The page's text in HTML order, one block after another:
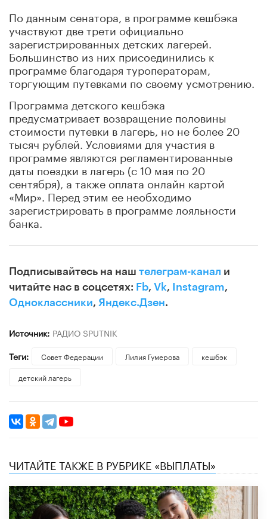
По данным сенатора, в программе кешбэка
участвуют две трети официально
зарегистрированных детских лагерей.
Большинство из них присоединились к
программе благодаря туроператорам,
торгующим путевками по своему усмотрению.
Программа детского кешбэка
предусматривает возвращение половины
стоимости путевки в лагерь, но не более 20
тысяч рублей. Условиями для участия в
программе являются регламентированные
даты поездки в лагерь (с 10 мая по 20
сентября), а также оплата онлайн картой
«Мир». Перед этим ее необходимо
зарегистрировать в программе лояльности
банка.
Подписывайтесь на наш телеграм-канал и
читайте нас в соцсетях: Fb, Vk, Instagram,
Одноклассники, Яндекс.Дзен.
Источник: РАДИО SPUTNIK
Теги:
Совет Федерации Лилия Гумерова
кешбэк
детский лагерь
ЧИТАЙТЕ ТАКЖЕ В РУБРИКЕ «ВЫПЛАТЫ»